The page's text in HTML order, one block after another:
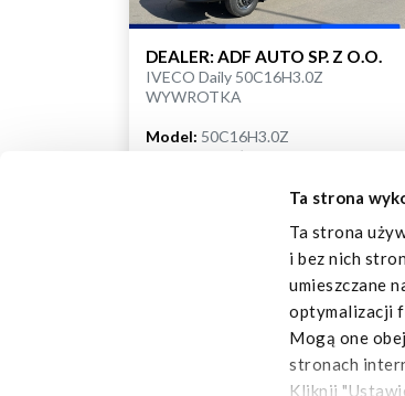
Ta strona
Ta strona
i bez nich
umieszczane
optymalizacji
Mogą one
stronach
Kliknij
DEALER: ADF AUTO SP. Z O.O.
IVECO Daily 50C16H3.0Z
WYWROTKA
Model: 50C16H3.0Z
Na koła tylne
Manualna
F1C 3.0 l 160 KM - EVI
ZOBACZ SZCZEGÓŁY